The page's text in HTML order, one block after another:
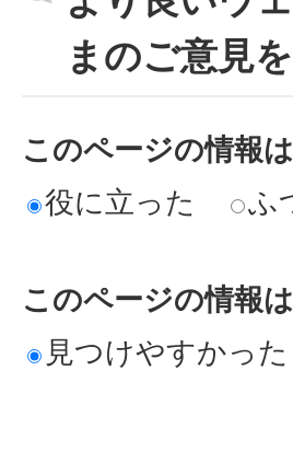
まのご意見
このページの情報
役に立った
ふ
このページの情報
見つけやすかった